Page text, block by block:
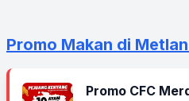
Promo Makan di
Promo CFC